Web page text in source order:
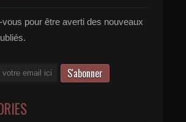
pour être averti des nouveaux